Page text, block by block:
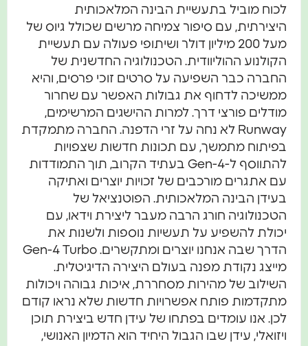
לכוח מוביל בתעשיית הבינה המלאכותית
היצירתית, עם סיפור צמיחה מרשים שכולל גיוס של
מעל 200 מיליון דולר ושיתופי פעולה עם תעשיית
הקולנוע ההוליוודית. הטכנולוגיה החדשנית של
החברה כבר השפיעה על סרטים זוכי פרסים, והיא
ממשיכה לדחוף את גבולות האפשר עם שחרור
מודלים פורצי דרך. למרות ההישגים המרשימים,
Runway לא נחה על זרי הדפנה. החברה מתמקדת
בפיתוח מתמשך, עם תכונות חדשות שצפויות
להתווסף ל-Gen-4 בעתיד הקרוב, תוך התמודדות
עם אתגרים מורכבים של זכויות יוצרים ואתיקה
בעידן הבינה המלאכותית. הפוטנציאל של
הטכנולוגיה חורג הרבה מעבר ליצירת וידאו, עם
יכולת להשפיע על תעשיות נוספות ולשנות את
הדרך שבה אנחנו יוצרים ומתקשרים. Gen-4 Turbo
מייצג נקודת מפנה בעולם היצירה הדיגיטלית.
השילוב של מהירות מסחררת, איכות גבוהה ויכולות
מתקדמות פותח אפשרויות חדשות שלא נראו קודם
לכן. אנו עומדים בפתחו של עידן חדש ביצירת תוכן
ויזואלי, עידן שבו הגבול היחיד הוא הדמיון האנושי,